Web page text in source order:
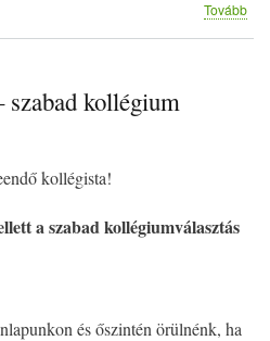
Tovább
kollégium
kollégista!
a szabad kollégiumválasztás
és őszintén örülnénk, ha